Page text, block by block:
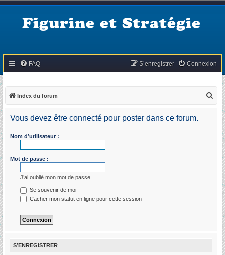
Figurine et Stratégie
FAQ Connexion
S’enregistrer
Index du forum
Vous devez être connecté pour poster dans ce forum.
Nom d’utilisateur :
Mot de passe :
J’ai oublié mon mot de passe
Se souvenir de moi
Cacher mon statut en ligne pour cette session
S’ENREGISTRER